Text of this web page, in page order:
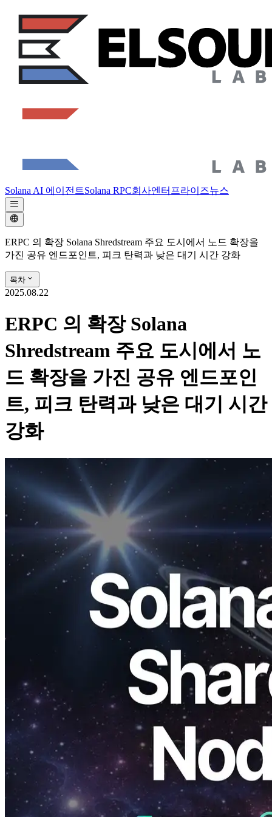
Solana AI 에이전트Solana RPC회사엔터프라이즈뉴스
ERPC 의 확장 Solana Shredstream 주요 도시에서 노드 확장을
가진 공유 엔드포인트, 피크 탄력과 낮은 대기 시간 강화
목차
2025.08.22
ERPC 의 확장 Solana
Shredstream 주요 도시에서 노
드 확장을 가진 공유 엔드포인
트, 피크 탄력과 낮은 대기 시간
강화
ELSOUL LABO B.V. (본사: Amsterdam, 네덜란드; CEO:
Fumitake Kawasaki)와 Validators DAO 노드 확장 유지 보수를
수행했습니다. Solana Shredstream 공유 endpoints Frankfurt,
Amsterdam, 및 New York. 급속하게 성장 수요에 응답에서는,
우리는 첨단 시간 도중 동시 수용량을 증가시키고 스트리밍
headroom를, 낮은 대기권의 지탱하게 쉬운 만들기.
우리는 모든 밀리 초에 대해 걱정하고 지속적으로 최고의 환경
을 제공하기 위해 개선. 우리는 앞으로 업그레이드 할 것입니
다. 당신의 지속적인 지원을 주셔서 감사합니다.
이 업그레이드의 변화
이 릴리스의 초점은 노드가 추가됩니다. 우리는 수평으로 공유
엔드 포인트의 처리 및 배포 계층을 확장하고, 피크 투과량을
향상시키고, 큐 백 로그를 억제하고, 실패 오버 헤드 룸 증가.
이것은 급격한 요청 서지 또는 스파이크 동안 낮은 및 가용성